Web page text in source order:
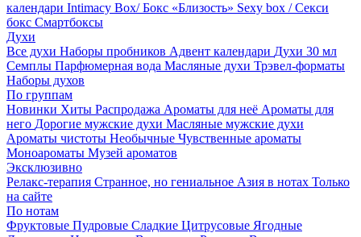
календари Intimacy Box/ Бокс «Близость» Sexy box / Секси
бокс Смартбоксы
Духи
Все духи Наборы пробников Адвент календари Духи 30 мл
Семплы Парфюмерная вода Масляные духи Трэвел-форматы
Наборы духов
По группам
Новинки Хиты Распродажа Ароматы для неё Ароматы для
него Дорогие мужские духи Масляные мужские духи
Ароматы чистоты Необычные Чувственные ароматы
Моноароматы Музей ароматов
Эксклюзивно
Релакс-терапия Странное, но гениальное Азия в нотах Только
на сайте
По нотам
Фруктовые Пудровые Сладкие Цитрусовые Ягодные